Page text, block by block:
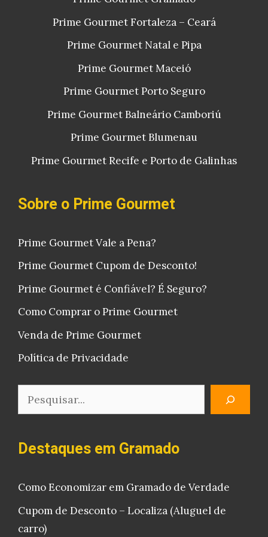
Prime Gourmet Fortaleza – Ceará
Prime Gourmet Natal e Pipa
Prime Gourmet Maceió
Prime Gourmet Porto Seguro
Prime Gourmet Balneário Camboriú
Prime Gourmet Blumenau
Prime Gourmet Recife e Porto de Galinhas
Sobre o Prime Gourmet
Prime Gourmet Vale a Pena?
Prime Gourmet Cupom de Desconto!
Prime Gourmet é Confiável? É Seguro?
Como Comprar o Prime Gourmet
Venda de Prime Gourmet
Política de Privacidade
Pesquisar
Destaques em Gramado
Como Economizar em Gramado de Verdade
Cupom de Desconto – Localiza (Aluguel de
carro)